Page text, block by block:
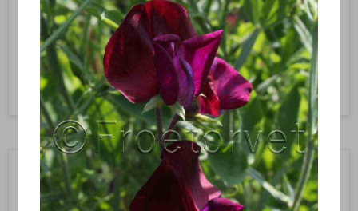
169,95 DKK
Vis produkt